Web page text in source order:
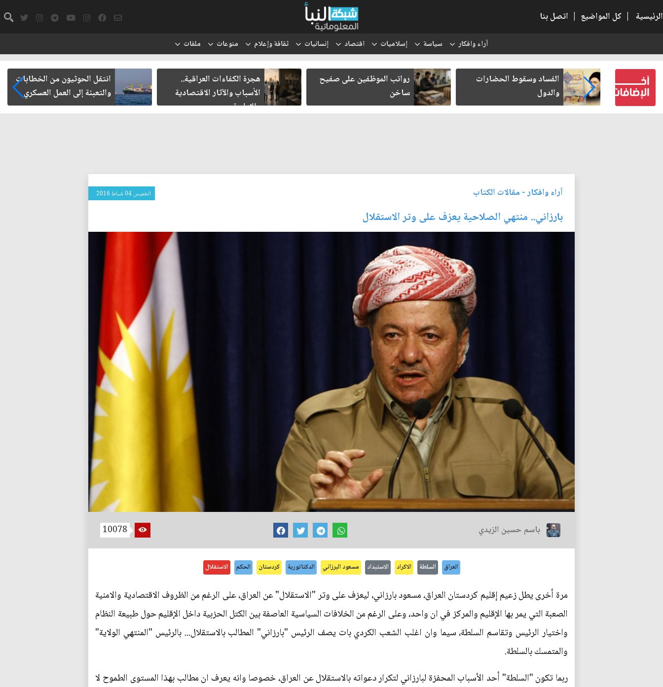
الرئيسية | كل المواضيع | اتصل بنا
آراء وافكار سياسة إسلاميات اقتصاد إنسانيات ثقافة وإعلام منوعات ملفات
كتب لنفسه
الفساد وسقوط الحضارات
والدول
رواتب الموظفين على صفيح
ساخن
هجرة الكفاءات العراقية..
الأسباب والآثار الاقتصادية
والإدارية
انتقل الحوثيون من الخطابات
والتعبئة إلى العمل العسكري
آراء وافكار- مقالات الكتاب الخميس 04 شباط 2016
بارزاني.. منتهي الصلاحية يعزف على وتر الاستقلال
باسم حسين الزيدي 10078
العراق السلطة الاكراد الاستبداد مسعود البرزاني الدكتاتورية كردستان الحكم الاستقلال
مرة أخرى يطل زعيم إقليم كردستان العراق، مسعود بارزاني، ليعزف على وتر "الاستقلال" عن العراق، على الرغم من الظروف الاقتصادية والامنية
الصعبة التي يمر بها الإقليم والمركز في ان واحد، وعلى الرغم من الخلافات السياسية العاصفة بين الكتل الحزبية داخل الإقليم حول طبيعة النظام
واختيار الرئيس وتقاسم السلطة، سيما وان اغلب الشعب الكردي بات يصف الرئيس "بارزاني" المطالب بالاستقلال... بالرئيس "المنتهي الولاية"
والمتمسك بالسلطة.
ربما تكون "السلطة" أحد الأسباب المحفزة لبارزاني لتكرار دعواته بالاستقلال عن العراق، خصوصا وانه يعرف ان مطالب بهذا المستوى الطموح لا